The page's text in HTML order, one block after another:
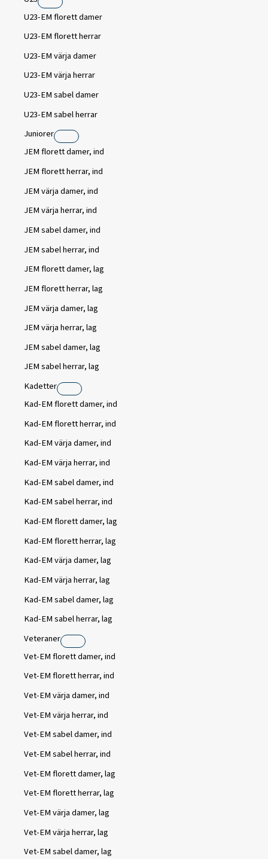
U23-EM florett damer
U23-EM florett herrar
U23-EM värja damer
U23-EM värja herrar
U23-EM sabel damer
U23-EM sabel herrar
Juniorer
JEM florett damer, ind
JEM florett herrar, ind
JEM värja damer, ind
JEM värja herrar, ind
JEM sabel damer, ind
JEM sabel herrar, ind
JEM florett damer, lag
JEM florett herrar, lag
JEM värja damer, lag
JEM värja herrar, lag
JEM sabel damer, lag
JEM sabel herrar, lag
Kadetter
Kad-EM florett damer, ind
Kad-EM florett herrar, ind
Kad-EM värja damer, ind
Kad-EM värja herrar, ind
Kad-EM sabel damer, ind
Kad-EM sabel herrar, ind
Kad-EM florett damer, lag
Kad-EM florett herrar, lag
Kad-EM värja damer, lag
Kad-EM värja herrar, lag
Kad-EM sabel damer, lag
Kad-EM sabel herrar, lag
Veteraner
Vet-EM florett damer, ind
Vet-EM florett herrar, ind
Vet-EM värja damer, ind
Vet-EM värja herrar, ind
Vet-EM sabel damer, ind
Vet-EM sabel herrar, ind
Vet-EM florett damer, lag
Vet-EM florett herrar, lag
Vet-EM värja damer, lag
Vet-EM värja herrar, lag
Vet-EM sabel damer, lag